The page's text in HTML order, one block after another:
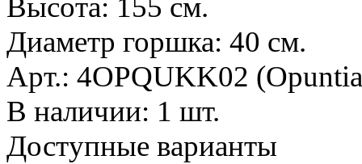
Высота: 155 см.
Диаметр горшка: 40 см.
Арт.: 4OPQUKK02
В наличии: 1 шт.
Доступные варианты